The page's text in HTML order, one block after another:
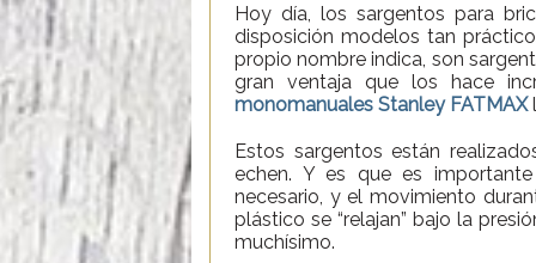
Hoy día, los sargentos para
disposición modelos tan
propio nombre indica, son
gran ventaja que los hace
monomanuales Stanley FATMAX
Estos sargentos están
echen. Y es que es
necesario, y el movimiento
plástico se “relajan” bajo la
muchísimo.